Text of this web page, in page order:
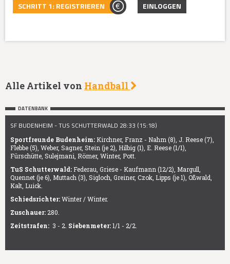
SCHRITT 1: REGISTRIEREN EINLOGGEN
Alle Artikel von Handball
DATENBANK
SF BUDENHEIM - TUS SCHUTTERWALD 28:33 (15:18)
Sportfreunde Budenheim: Kirchner, Franz - Nahm (8), J. Reese (7),
Flebbe (5), Weber, Sagner, Stein (je 2), Hilbig (1), E. Reese (1/1),
Fürschütte, Sulejmani, Römer, Winter, Pott.
TuS Schutterwald: Federau, Griese - Kaufmann (12/2), Margull,
Quennet (je 6), Muttach (3), Sigloch, Greiner, Czok, Lipps (je 1), Oßwald,
Kalt, Luick.
Schiedsrichter:Winter / Winter.
Zuschauer:280.
Zeitstrafen: 3 - 2. Siebenmeter:1/1 - 2/2.